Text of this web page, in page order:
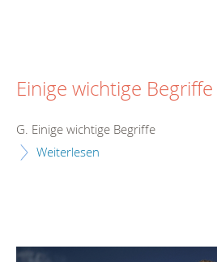
Einige wichtige Begriffe
G. Einige wichtige Begriffe
Weiterlesen